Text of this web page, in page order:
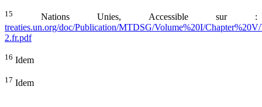
15
Nations Unies, Accessible sur :
treaties.un.org/doc/Publication/MTDSG/Volume%20I/
2.fr.pdf
16 Idem
17 Idem